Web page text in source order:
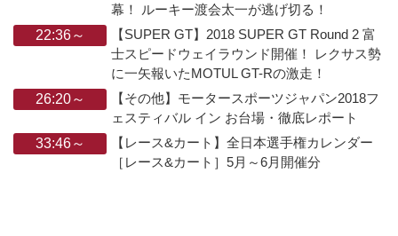
幕！ ルーキー渡会太一が逃げ切る！
22:36～
【SUPER GT】2018 SUPER GT Round 2 富
士スピードウェイラウンド開催！ レクサス勢
に一矢報いたMOTUL GT-Rの激走！
26:20～
【その他】モータースポーツジャパン2018フ
ェスティバル イン お台場・徹底レポート
33:46～
【レース&カート】全日本選手権カレンダー
［レース&カート］5月～6月開催分